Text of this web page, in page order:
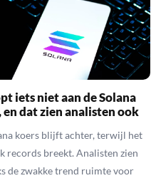
iets niet aan de Solana
en dat zien analisten ook
koers blijft achter, terwijl het
records breekt. Analisten zien
de zwakke trend ruimte voor